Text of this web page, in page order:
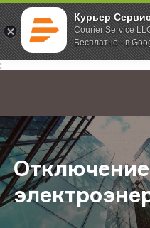
Курьер
Courier Service
Бесплатно - в
;
Главная О компании
Отключение